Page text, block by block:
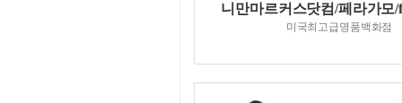
니만마르커스닷컴/페라가모/
미국최고급명품백화점